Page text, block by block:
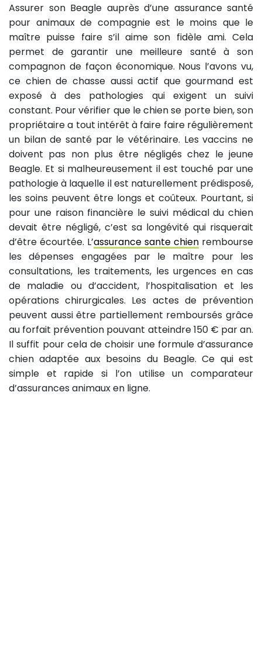
Assurer son Beagle auprès d’une assurance santé
pour animaux de compagnie est le moins que le
maître puisse faire s’il aime son fidèle ami. Cela
permet de garantir une meilleure santé à son
compagnon de façon économique. Nous l’avons vu,
ce chien de chasse aussi actif que gourmand est
exposé à des pathologies qui exigent un suivi
constant. Pour vérifier que le chien se porte bien, son
propriétaire a tout intérêt à faire faire régulièrement
un bilan de santé par le vétérinaire. Les vaccins ne
doivent pas non plus être négligés chez le jeune
Beagle. Et si malheureusement il est touché par une
pathologie à laquelle il est naturellement prédisposé,
les soins peuvent être longs et coûteux. Pourtant, si
pour une raison financière le suivi médical du chien
devait être négligé, c’est sa longévité qui risquerait
d’être écourtée. L’assurance sante chien rembourse
les dépenses engagées par le maître pour les
consultations, les traitements, les urgences en cas
de maladie ou d’accident, l’hospitalisation et les
opérations chirurgicales. Les actes de prévention
peuvent aussi être partiellement remboursés grâce
au forfait prévention pouvant atteindre 150 € par an.
Il suffit pour cela de choisir une formule d’assurance
chien adaptée aux besoins du Beagle. Ce qui est
simple et rapide si l’on utilise un comparateur
d’assurances animaux en ligne.